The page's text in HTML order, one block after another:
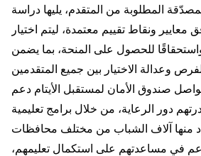
المطلوبة من المتقدم، يليها دراسة
معايير ونقاط تقييم معتمدة، ليتم اختيار
واستحقاقًا للحصول على المنحة، بما يضمن
صندوق الأمان لمستقبل الأيتام دعم
دور الرعاية، من خلال برامج تعليمية
منها آلاف الشباب من مختلف محافظات
في مساعدتهم على استكمال تعليمهم،